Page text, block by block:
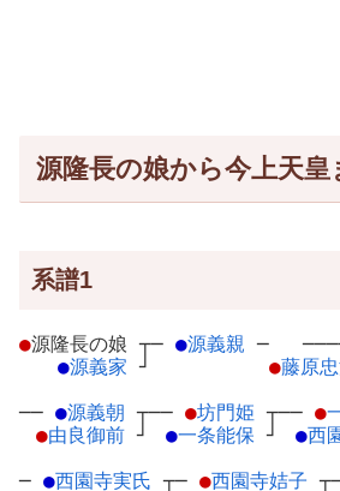
源隆長の娘から今上天皇
系譜1
●源隆長の娘 ┬
●源義家 ┘
─ ●源義親 ─
●藤原
── ●源義朝 ┬
●由良御前 ┘
── ●坊門姫 ┬
●一条能保 ┘
── ●
●西
─ ●西園寺実氏 ┬─ ●西園寺姞子 ┬